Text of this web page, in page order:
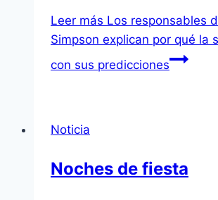
Leer más Los responsables
Simpson explican por qué la
con sus predicciones
Noticia
Noches de fiesta